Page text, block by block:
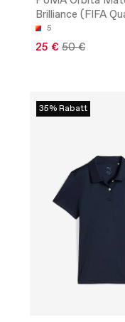
Brilliance (FIFA
5
25 € 50 €
35% Rabatt